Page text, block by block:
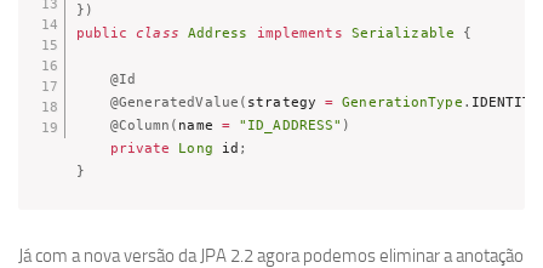
} )
public class Address implements Serializable {
@Id
@GeneratedValue ( strategy = GenerationType . IDENTITY
@Column ( name = "ID_ADDRESS" )
private
Long id ;
}
Já com a nova versão da JPA 2.2 agora podemos eliminar a anotação